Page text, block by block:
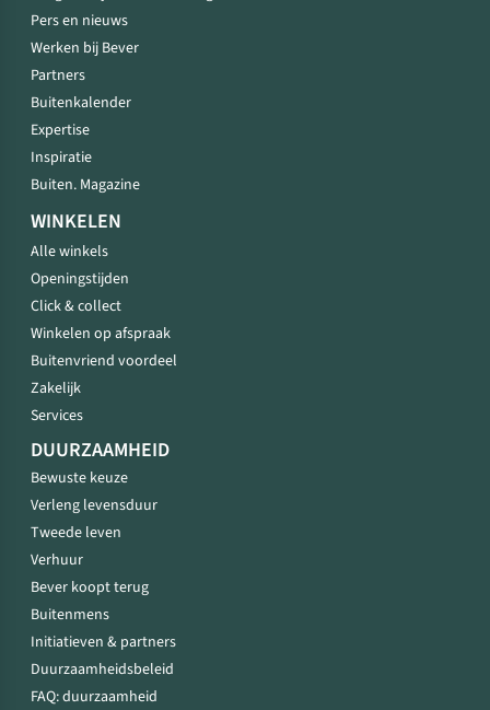
Pers en nieuws
Werken bij Bever
Partners
Buitenkalender
Expertise
Inspiratie
Buiten. Magazine
WINKELEN
Alle winkels
Openingstijden
Click & collect
Winkelen op afspraak
Buitenvriend voordeel
Zakelijk
Services
DUURZAAMHEID
Bewuste keuze
Verleng levensduur
Tweede leven
Verhuur
Bever koopt terug
Buitenmens
Initiatieven & partners
Duurzaamheidsbeleid
FAQ: duurzaamheid